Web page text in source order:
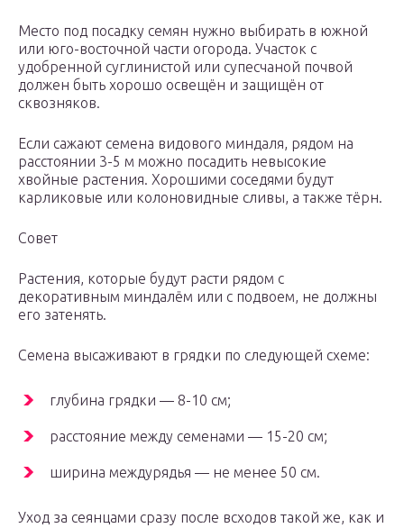
Место под посадку семян нужно выбирать в южной
или юго-восточной части огорода. Участок с
удобренной суглинистой или супесчаной почвой
должен быть хорошо освещён и защищён от
сквозняков.
Если сажают семена видового миндаля, рядом на
расстоянии 3-5 м можно посадить невысокие
хвойные растения. Хорошими соседями будут
карликовые или колоновидные сливы, а также тёрн.
Совет
Растения, которые будут расти рядом с
декоративным миндалём или с подвоем, не должны
его затенять.
Семена высаживают в грядки по следующей схеме:
глубина грядки — 8-10 см;
расстояние между семенами — 15-20 см;
ширина междурядья — не менее 50 см.
Уход за сеянцами сразу после всходов такой же, как и